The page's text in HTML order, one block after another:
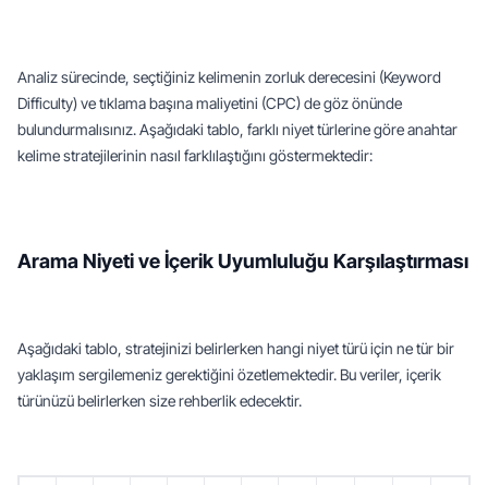
Analiz sürecinde, seçtiğiniz kelimenin zorluk derecesini (Keyword
Difficulty) ve tıklama başına maliyetini (CPC) de göz önünde
bulundurmalısınız. Aşağıdaki tablo, farklı niyet türlerine göre anahtar
kelime stratejilerinin nasıl farklılaştığını göstermektedir:
Arama Niyeti ve İçerik Uyumluluğu Karşılaştırması
Aşağıdaki tablo, stratejinizi belirlerken hangi niyet türü için ne tür bir
yaklaşım sergilemeniz gerektiğini özetlemektedir. Bu veriler, içerik
türünüzü belirlerken size rehberlik edecektir.